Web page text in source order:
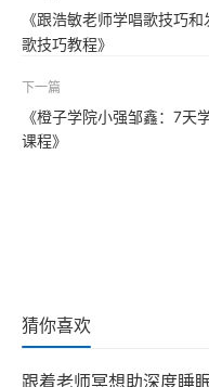
《跟浩敏老师学唱歌技巧
歌技巧教程》
下一篇
《橙子学院小强邹鑫：7天
课程》
猜你喜欢
跟着老师冥想助深度睡